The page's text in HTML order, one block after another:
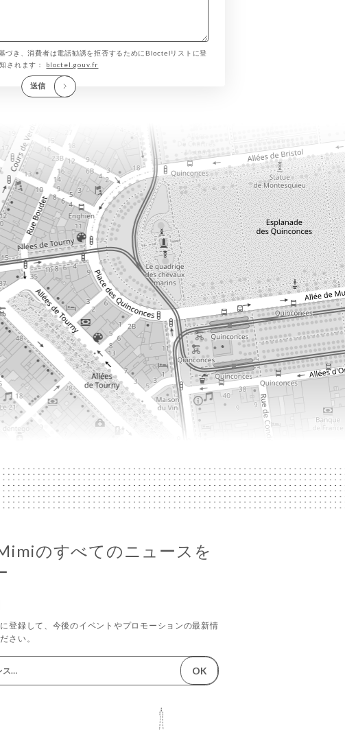
づき、消費者は電話勧誘を拒否するためにBloctelリストに登
されます： bloctel.gouv.fr
送信
のすべてのニュースを
登録して、今後のイベントやプロモーションの最新情
さい。
OK